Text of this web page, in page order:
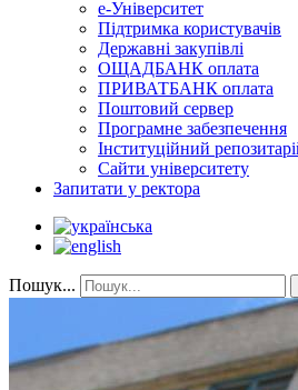
е-Університет
Підтримка користувачів
Державні закупівлі
ОЩАДБАНК оплата
ПРИВАТБАНК оплата
Поштовий сервер
Програмне забезпечення
Інституційний
Сайти університету
Запитати у ректора
Пошук...